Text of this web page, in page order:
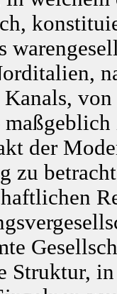
der
zu
Struktur,